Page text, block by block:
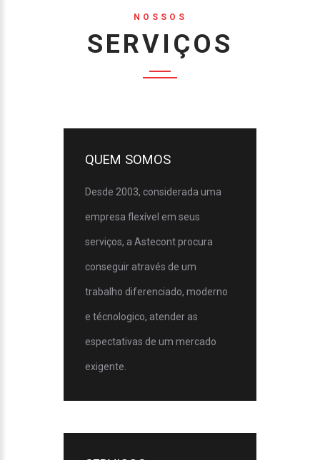
NOSSOS
SERVIÇOS
QUEM SOMOS
Desde 2003, considerada uma
empresa flexível em seus
serviços, a Astecont procura
conseguir através de um
trabalho diferenciado, moderno
e técnologico, atender as
espectativas de um mercado
exigente.